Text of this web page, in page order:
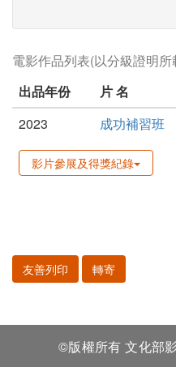
電影作品列表(以分級證明所
出品年份
片 名
2023
成功補習班
影片參展及得獎紀錄
友善列印 轉寄
©版權所有 文化部